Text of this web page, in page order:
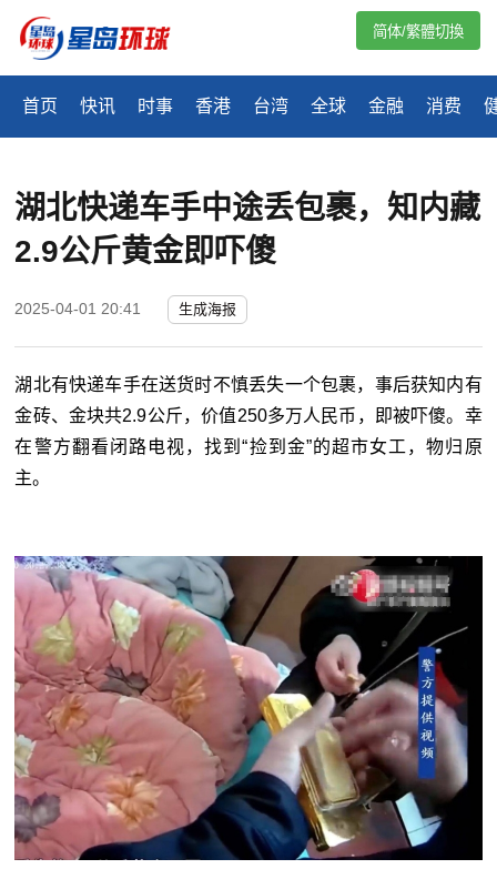
首页 快讯 时事 香港 台湾 全球 金融 消费
简体/繁體切換
湖北快递车手中途丢包裹，知内藏
2.9公斤黄金即吓傻
2025-04-01 20:41 生成海报
湖北有快递车手在送货时不慎丢失一个包裹，事后获知内有
金砖、金块共2.9公斤，价值250多万人民币，即被吓傻。幸
在警方翻看闭路电视，找到“捡到金”的超市女工，物归原
主。